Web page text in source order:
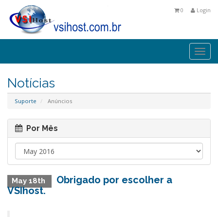
Login
0
Notícias
Suporte Anúncios
Por Mês
May 18th
Obrigado por escolher a
VSIhost.